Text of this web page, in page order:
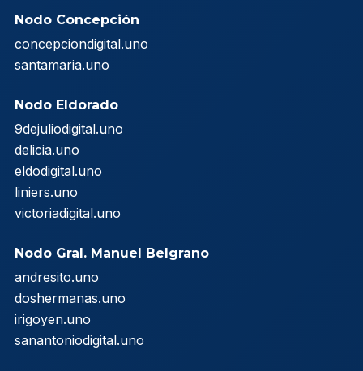
Nodo Concepción
concepciondigital.uno
santamaria.uno
Nodo Eldorado
9dejuliodigital.uno
delicia.uno
eldodigital.uno
liniers.uno
victoriadigital.uno
Nodo Gral. Manuel Belgrano
andresito.uno
doshermanas.uno
irigoyen.uno
sanantoniodigital.uno